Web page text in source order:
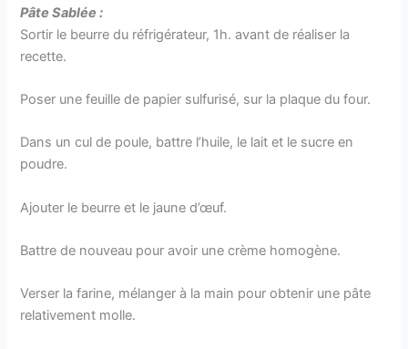
Pâte Sablée :
Sortir le beurre du réfrigérateur, 1h. avant de réaliser la
recette.
Poser une feuille de papier sulfurisé, sur la plaque du four.
Dans un cul de poule, battre l’huile, le lait et le sucre en
poudre.
Ajouter le beurre et le jaune d’œuf.
Battre de nouveau pour avoir une crème homogène.
Verser la farine, mélanger à la main pour obtenir une pâte
relativement molle.